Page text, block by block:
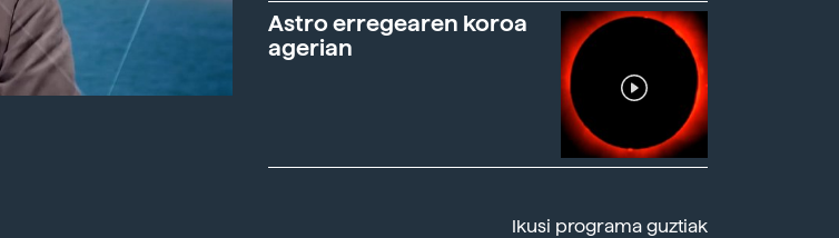
Astro erregearen koroa
agerian
Ikusi programa guztiak